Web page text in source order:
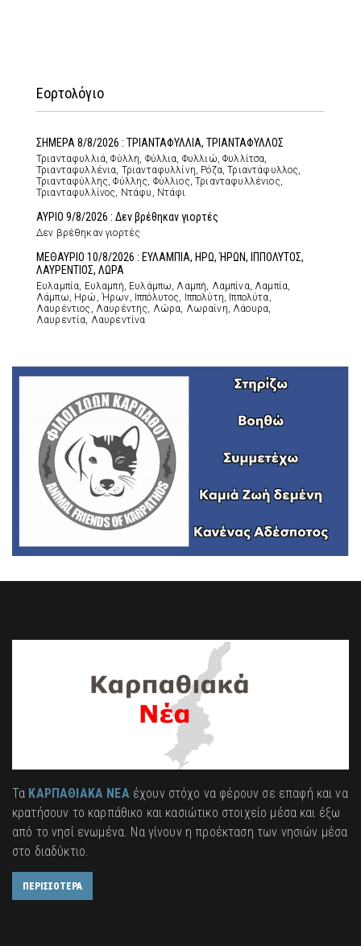
Εορτολόγιο
ΣΗΜΕΡΑ 8/8/2026 : ΤΡΙΑΝΤΑΦΥΛΛΙΑ, ΤΡΙΑΝΤΑΦΥΛΛΟΣ
Τριανταφυλλιά, Φύλλη, Φύλλια, Φυλλιώ, Φυλλίτσα,
Τριανταφυλλένια, Τριανταφυλλίνη, Ρόζα, Τριαντάφυλλος,
Τριανταφύλλης, Φύλλης, Φύλλιος, Τριανταφυλλένιος,
Τριανταφυλλίνος, Ντάφυ, Ντάφι
ΑΥΡΙΟ 9/8/2026 : Δεν βρέθηκαν γιορτές
Δεν βρέθηκαν γιορτές
ΜΕΘΑΥΡΙΟ 10/8/2026 : ΕΥΛΑΜΠΙΑ, ΗΡΩ, ΉΡΩΝ, ΙΠΠΟΛΥΤΟΣ,
ΛΑΥΡΕΝΤΙΟΣ, ΛΩΡΑ
Ευλαμπία, Ευλαμπή, Ευλάμπω, Λαμπή, Λαμπίνα, Λαμπία,
Λάμπω, Ηρώ, Ήρων, Ιππόλυτος, Ιππολύτη, Ιππολύτα,
Λαυρέντιος, Λαυρέντης, Λώρα, Λωραίνη, Λάουρα,
Λαυρεντία, Λαυρεντίνα
Τα ΚΑΡΠΑΘΙΑΚΑ ΝΕΑέχουν στόχο να φέρουν σε επαφή και να
κρατήσουν το καρπάθικο και κασιώτικο στοιχείο μέσα και έξω
από το νησί ενωμένα. Να γίνουν η προέκταση των νησιών μέσα
στο διαδύκτιο.
ΠΕΡΙΣΣΟΤΕΡΑ